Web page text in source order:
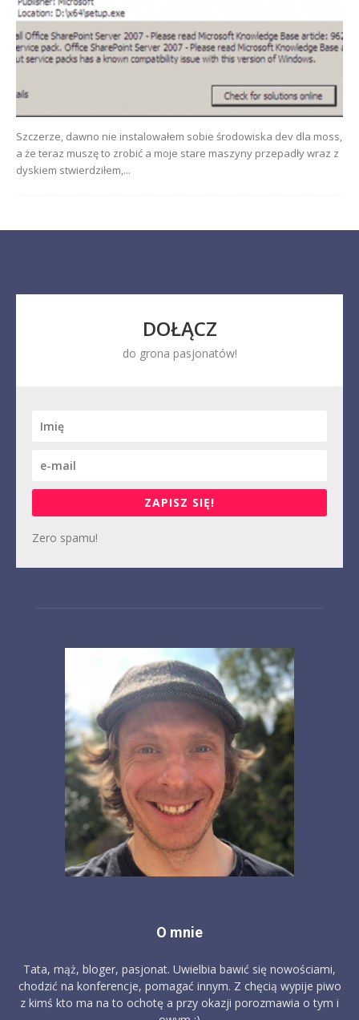
Szczerze, dawno nie instalowałem sobie środowiska dev dla moss,
a że teraz muszę to zrobić a moje stare maszyny przepadły wraz z
dyskiem stwierdziłem,...
DOŁĄCZ
do grona pasjonatów!
ZAPISZ SIĘ!
Zero spamu!
O mnie
Tata, mąż, bloger, pasjonat. Uwielbia bawić się nowościami,
chodzić na konferencje, pomagać innym. Z chęcią wypije piwo
z kimś kto ma na to ochotę a przy okazji porozmawia o tym i